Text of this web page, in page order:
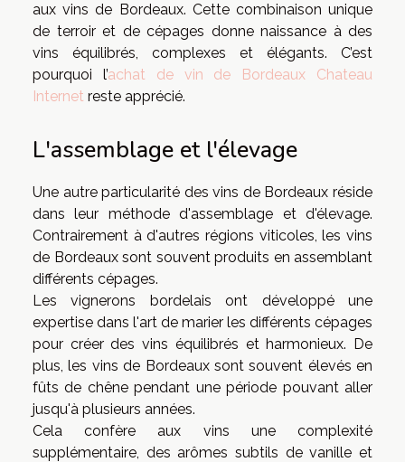
aux vins de Bordeaux. Cette combinaison unique
de terroir et de cépages donne naissance à des
vins équilibrés, complexes et élégants. C’est
pourquoi l’achat de vin de Bordeaux Chateau
Internet reste apprécié.
L'assemblage et l'élevage
Une autre particularité des vins de Bordeaux réside
dans leur méthode d'assemblage et d'élevage.
Contrairement à d'autres régions viticoles, les vins
de Bordeaux sont souvent produits en assemblant
différents cépages.
Les vignerons bordelais ont développé une
expertise dans l'art de marier les différents cépages
pour créer des vins équilibrés et harmonieux. De
plus, les vins de Bordeaux sont souvent élevés en
fûts de chêne pendant une période pouvant aller
jusqu'à plusieurs années.
Cela confère aux vins une complexité
supplémentaire, des arômes subtils de vanille et